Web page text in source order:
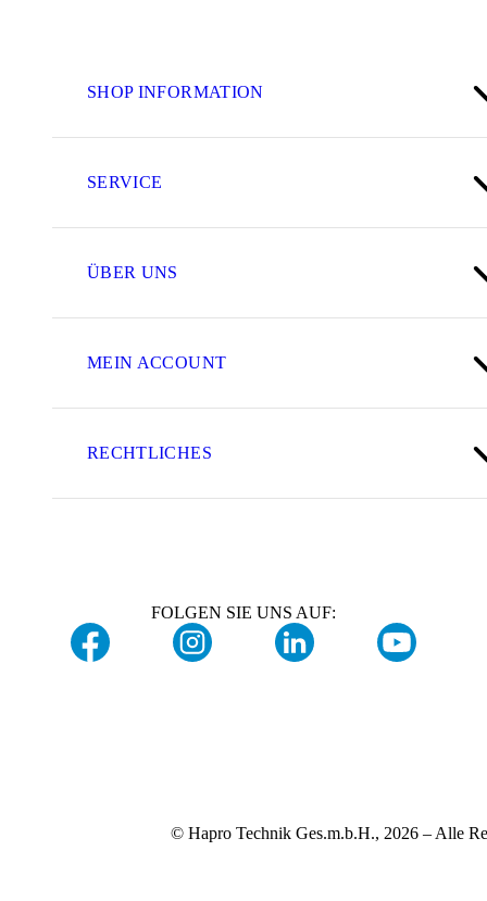
SHOP INFORMATION
SERVICE
ÜBER UNS
MEIN ACCOUNT
RECHTLICHES
FOLGEN SIE UNS AUF:
© Hapro Technik Ges.m.b.H., 2026 – Alle